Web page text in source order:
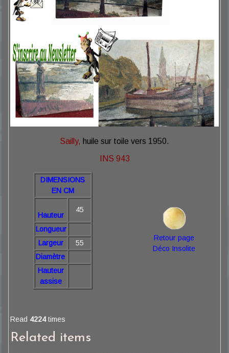
Sailly, huile sur toile vers 1950.
INS 943
DIMENSIONS
EN CM
Hauteur
45
Longueur
Largeur
55
Diamètre
Hauteur
assise
Retour page
Déco Insolite
Read 4224times
Related items